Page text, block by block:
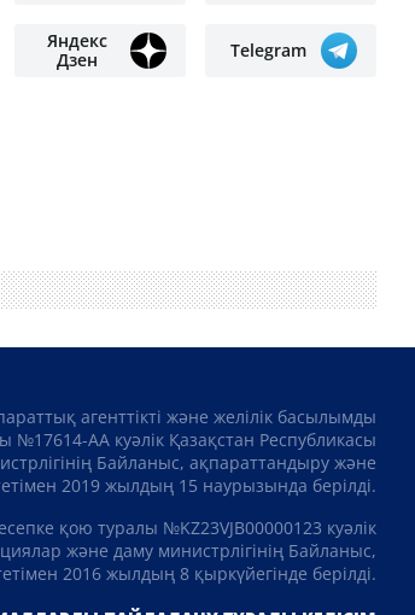
Яндекс
Дзен
Telegram
агенттікті және желілік басылымды
№17614-АА куәлік Қазақстан Республикасы
Байланыс, ақпараттандыру және
2019 жылдың 15 наурызында берілді.
қою туралы №KZ23VJB00000123 куәлік
және даму министрлігінің Байланыс,
2016 жылдың 8 қыркүйегінде берілді.